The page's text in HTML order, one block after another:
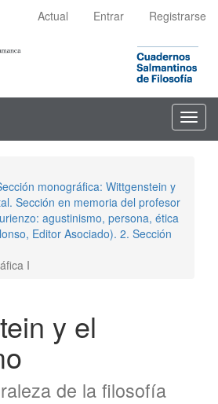
Actual Entrar Registrarse
monográfica: Wittgenstein y
Sección en memoria del profesor
agustinismo, persona, ética
Editor Asociado). 2. Sección
I
y el
de la filosofía